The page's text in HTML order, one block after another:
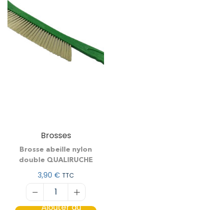
Brosses
Brosse abeille nylon
double QUALIRUCHE
3,90 € TTC
Ajouter au